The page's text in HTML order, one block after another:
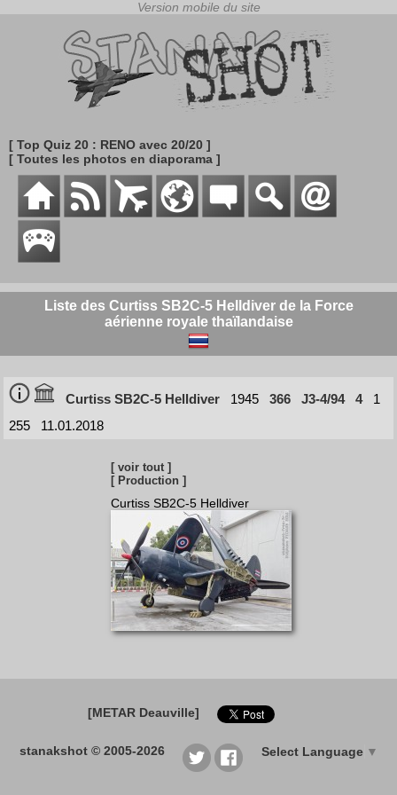
[ Top Quiz 20 : RENO avec 20/20 ]
[ Toutes les photos en diaporama ]
Liste des Curtiss SB2C-5 Helldiver de la Force
aérienne royale thaïlandaise
Curtiss SB2C-5 Helldiver 1945 366 J3-4/94 4
1
255
11.01.2018
[ voir tout ]
[ Production ]
Curtiss SB2C-5 Helldiver
[METAR Deauville]
stanakshot © 2005-2026 Select Language ▼